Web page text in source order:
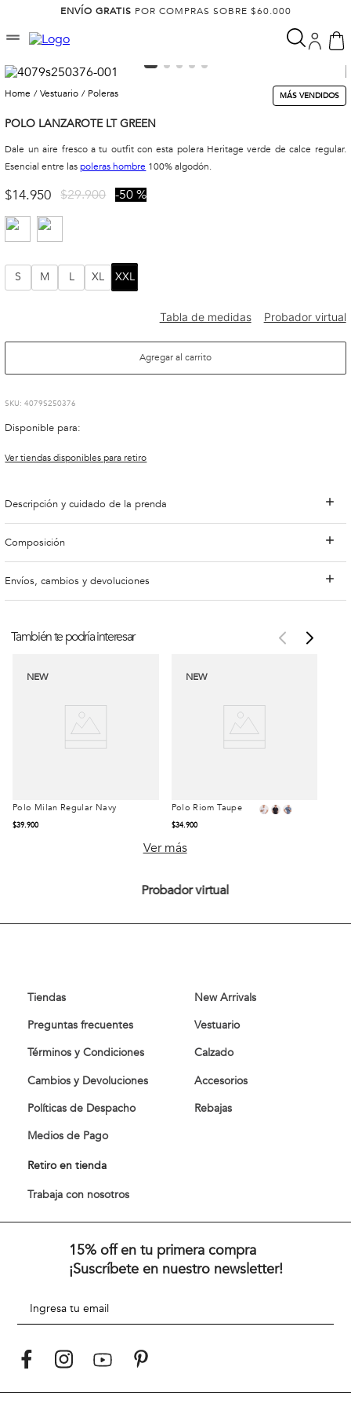
ENVÍO GRATIS POR COMPRAS SOBRE $60.000
vestuario poleras MÁS VENDIDOS
POLO LANZAROTE LT GREEN
Dale un aire fresco a tu outfit con esta polera Heritage verde de calce regular.
Esencial entre laspoleras hombre 100% algodón.
$14.950 $29.900 50 %
S M L XL XXL
Agregar al carrito
:4079S250376
Disponible para:
Ver tiendas disponibles para retiro
Descripción y cuidado de la prenda
Composición
Envíos, cambios y devoluciones
También te podría interesar
NEW
Polo Milan Regular Navy
$39.900
Talla
NEW
Polo Riom Taupe
$34.900
Talla
Ver más
Probador virtual
Tiendas
Preguntas frecuentes
Términos y Condiciones
Cambios y Devoluciones
Políticas de Despacho
Medios de Pago
Retiro en tienda
Trabaja con nosotros
New Arrivals
Vestuario
Calzado
Accesorios
Rebajas
15% off en tu primera compra
¡Suscríbete en nuestro newsletter!